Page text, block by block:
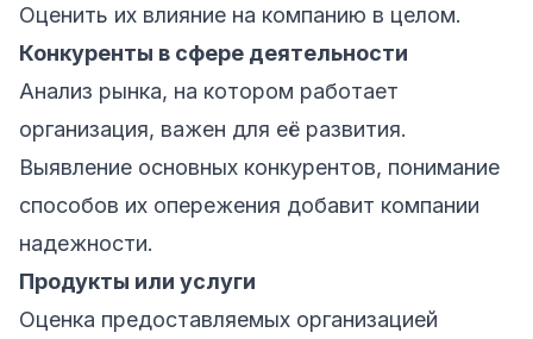
Оценить их влияние на компанию в целом.
Конкуренты в сфере деятельности
Анализ рынка, на котором работает
организация, важен для её развития.
Выявление основных конкурентов, понимание
способов их опережения добавит компании
надежности.
Продукты или услуги
Оценка предоставляемых организацией